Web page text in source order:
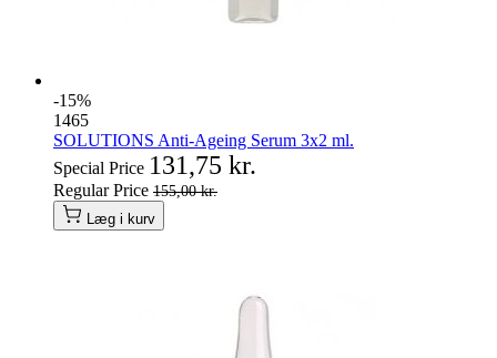
-15%
1465
SOLUTIONS Anti-Ageing Serum 3x2 ml.
Special Price 131,75 kr.
Regular Price 155,00 kr.
Læg i kurv